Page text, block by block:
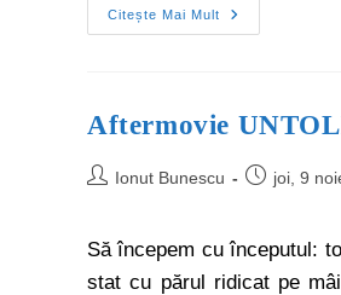
Citește Mai Mult
Aftermovie
Ionut Bunescu joi, 9
Să începem cu începutul:
stat cu părul ridicat pe